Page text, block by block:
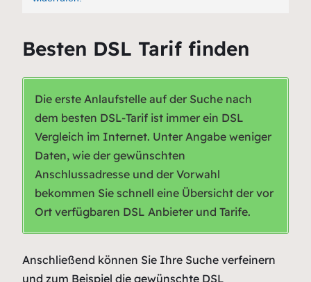
Besten DSL Tarif finden
Die erste Anlaufstelle auf der Suche nach
dem besten DSL-Tarif ist immer ein DSL
Vergleich im Internet. Unter Angabe weniger
Daten, wie der gewünschten
Anschlussadresse und der Vorwahl
bekommen Sie schnell eine Übersicht der vor
Ort verfügbaren DSL Anbieter und Tarife.
Anschließend können Sie Ihre Suche verfeinern
und zum Beispiel die gewünschte DSL